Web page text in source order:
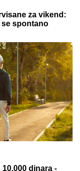
po specijalnoj
пало